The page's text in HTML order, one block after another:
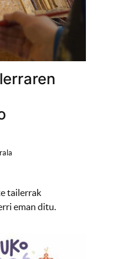
tailerrak
eman ditu.